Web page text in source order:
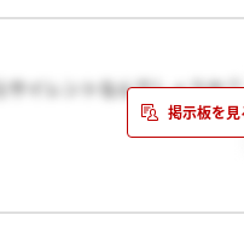
サイレントなんでしょうか？